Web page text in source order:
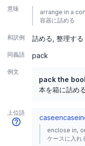
意味
arrange in a
容器に詰める
和訳例 詰める 整理する
同義語 pack
例文
pack the
本を箱に詰める
上位語
caseencase
enclose in,
ケースに入れ